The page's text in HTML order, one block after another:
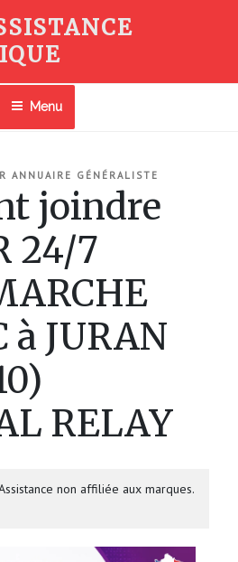
Menu
ANNUAIRE GÉNÉRALISTE
joindre
24/7
à JURAN
RELAY
non affiliée aux marques.